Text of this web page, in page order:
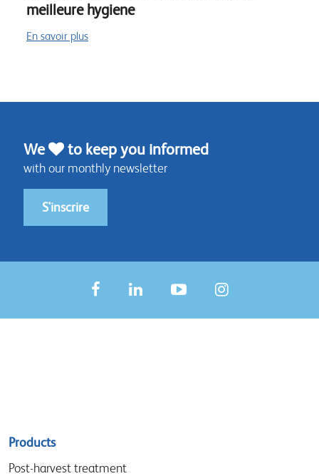
meilleure hygiene
En savoir plus
We to keep you informed
with our monthly newsletter
S'inscrire
Sitemap
menu
Products
Post-harvest treatment